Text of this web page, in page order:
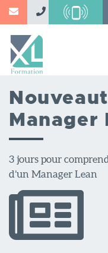
Aller
principal
Manager
3 jours pour
d’un Manager Lean